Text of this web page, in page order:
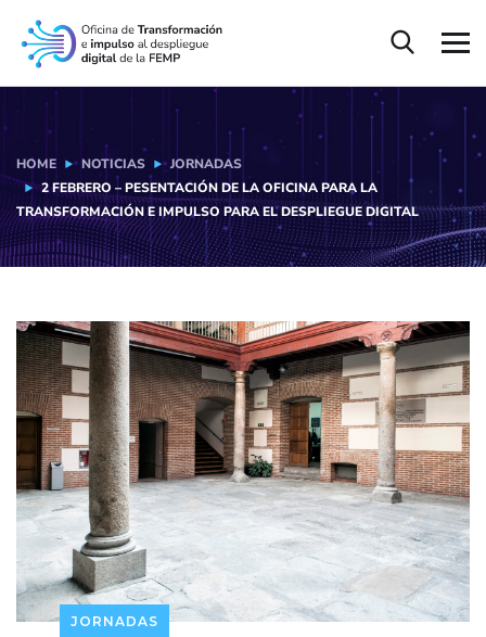
HOME NOTICIAS
JORNADAS
2 FEBRERO – PESENTACIÓN DE LA OFICINA PARA LA
TRANSFORMACIÓN E IMPULSO PARA EL DESPLIEGUE DIGITAL
JORNADAS